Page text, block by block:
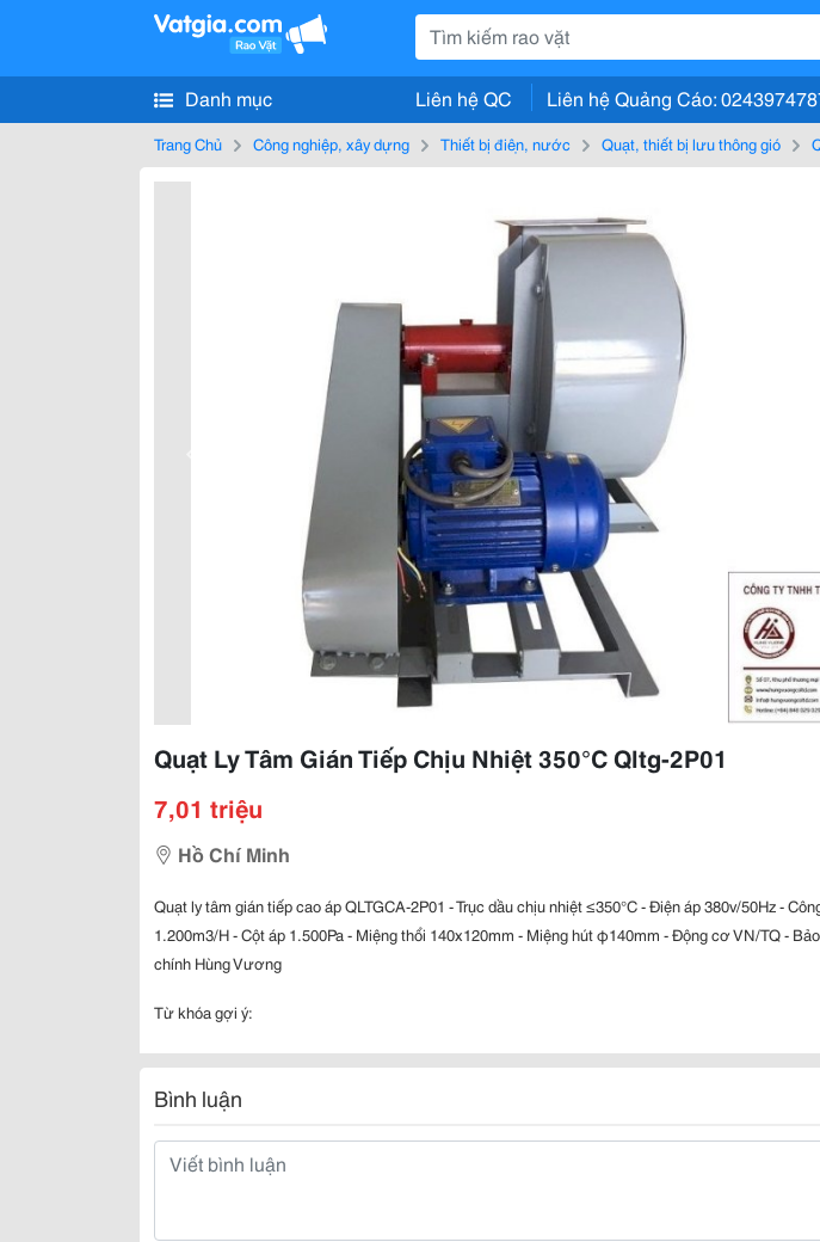
Danh mục Liên hệ QC Liên hệ Quảng Cáo:
Trang Chủ Công nghiệp, xây dựng Thiết bị điện, nước Quạt, thiết bị lưu thông gió
Quạt Ly Tâm Gián Tiếp Chịu Nhiệt 350°C Qltg-2P01
7,01 triệu
Hồ Chí Minh
Quạt ly tâm gián tiếp cao áp QLTGCA-2P01 - Trục dầu chịu nhiệt ≤350°C - Điện áp 380v/50Hz -
1.200m3/H - Cột áp 1.500Pa - Miệng thổi 140x120mm - Miệng hút φ140mm - Động cơ VN/TQ -
chính Hùng Vương
Từ khóa gợi ý:
Bình luận